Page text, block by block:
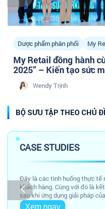
Dược phẩm phân phối My
My Retail đồng hành
2025” – Kiến tạo sức
doanh nghiệp Dược
Tâm sự Marketing Y
Wendy Trịnh
BỘ SƯU TẬP THEO CHỦ
CASE STUDIES
Đây là các tình huống thực tế
khách hàng. Cùng với đó là
sau khi ứng dụng giải pháp
Xem ngay